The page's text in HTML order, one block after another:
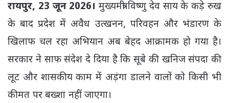
रायपुर, 23 जून 2026। मुख्यमंत्री विष्णु देव साय के कड़े रुख
के बाद प्रदेश में अवैध उत्खनन, परिवहन और भंडारण के
खिलाफ चल रहा अभियान अब बेहद आक्रामक हो गया है।
सरकार ने साफ संदेश दे दिया है कि सूबे की खनिज संपदा की
लूट और शासकीय काम में अड़ंगा डालने वालों को किसी भी
कीमत पर बख्शा नहीं जाएगा।